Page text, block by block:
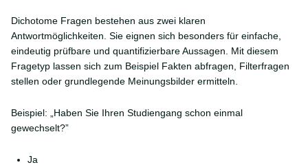
Dichotome Fragen bestehen aus zwei klaren
Antwortmöglichkeiten. Sie eignen sich besonders für einfache,
eindeutig prüfbare und quantifizierbare Aussagen. Mit diesem
Fragetyp lassen sich zum Beispiel Fakten abfragen, Filterfragen
stellen oder grundlegende Meinungsbilder ermitteln.
Beispiel: „Haben Sie Ihren Studiengang schon einmal
gewechselt?”
Ja